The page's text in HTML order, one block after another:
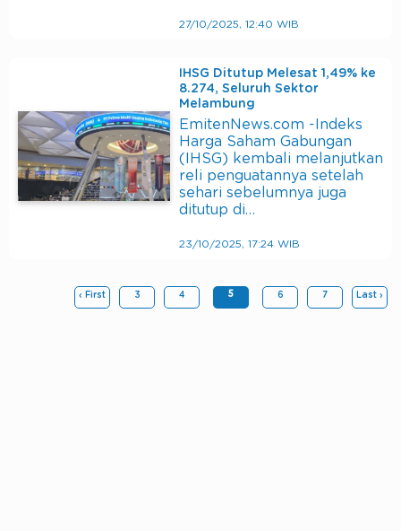
27/10/2025, 12:40 WIB
IHSG Ditutup Melesat 1,49% ke
8.274, Seluruh Sektor
Melambung
EmitenNews.com -Indeks
Harga Saham Gabungan
(IHSG) kembali melanjutkan
reli penguatannya setelah
sehari sebelumnya juga
ditutup di…
23/10/2025, 17:24 WIB
‹ First 3 4 5 6 7 Last ›